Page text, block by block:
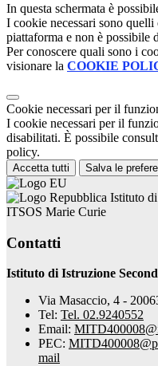
In questa schermata è
I cookie necessari sono
piattaforma e non è possibile
Per conoscere quali sono i
visionare la COOKIE
Cookie necessari per il
I cookie necessari per il
disabilitati. È possibile
policy.
Accetta tutti Salva le
Istituto
ITSOS Marie Curie
Contatti
Istituto di Istruzione
Via Masaccio, 4 -
Tel: Tel. 02.9240552
Email:
PEC:
mail